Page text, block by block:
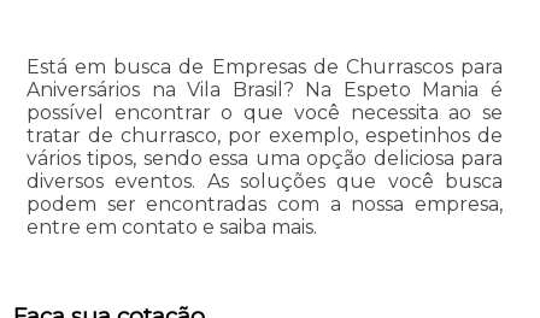
Está em busca de Empresas de Churrascos para
Aniversários na Vila Brasil? Na Espeto Mania é
possível encontrar o que você necessita ao se
tratar de churrasco, por exemplo, espetinhos de
vários tipos, sendo essa uma opção deliciosa para
diversos eventos. As soluções que você busca
podem ser encontradas com a nossa empresa,
entre em contato e saiba mais.